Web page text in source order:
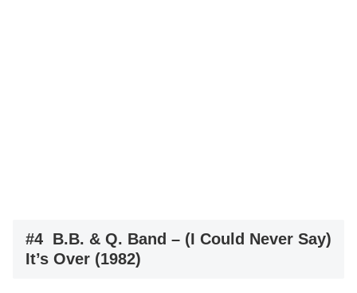
#4 B.B. & Q. Band – (I Could Never Say)
It’s Over (1982)